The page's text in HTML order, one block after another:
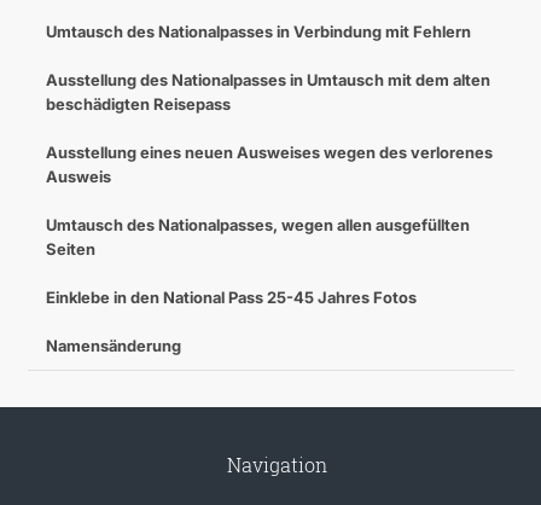
Umtausch des Nationalpasses in Verbindung mit Fehlern
Ausstellung des Nationalpasses in Umtausch mit dem alten
beschädigten Reisepass
Ausstellung eines neuen Ausweises wegen des verlorenes
Ausweis
Umtausch des Nationalpasses, wegen allen ausgefüllten
Seiten
Einklebe in den National Pass 25-45 Jahres Fotos
Namensänderung
Navigation